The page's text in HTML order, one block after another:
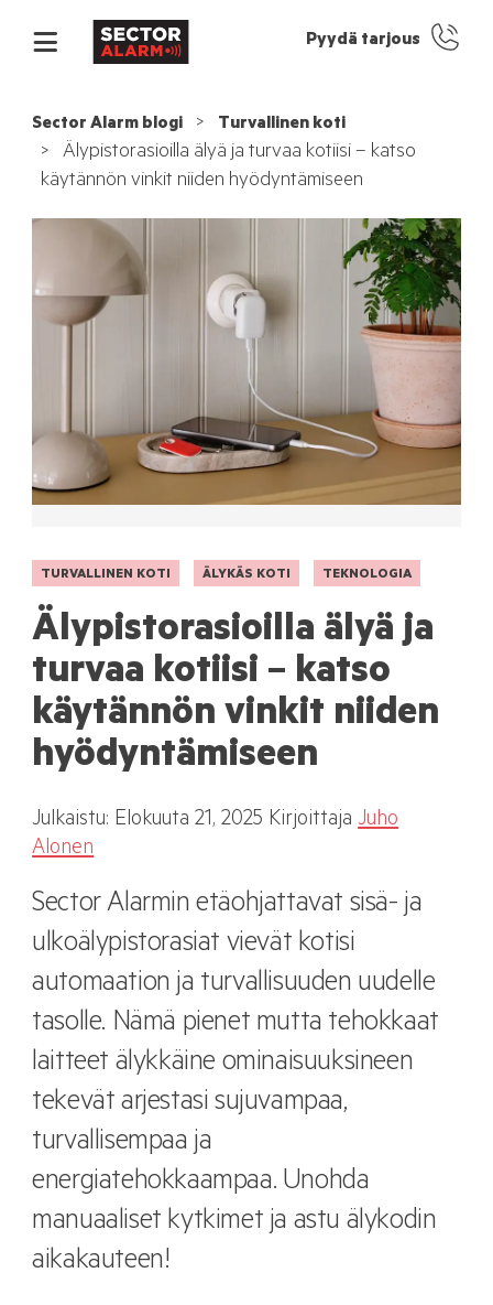
Pyydä tarjous
Sector Alarm blogi Turvallinen koti
Älypistorasioilla älyä ja turvaa kotiisi – katso
käytännön vinkit niiden hyödyntämiseen
TURVALLINEN KOTI ÄLYKÄS KOTI TEKNOLOGIA
Älypistorasioilla älyä ja
turvaa kotiisi – katso
käytännön vinkit niiden
hyödyntämiseen
Julkaistu: Elokuuta 21, 2025 Kirjoittaja Juho
Alonen
Sector Alarmin etäohjattavat sisä- ja
ulkoälypistorasiat vievät kotisi
automaation ja turvallisuuden uudelle
tasolle. Nämä pienet mutta tehokkaat
laitteet älykkäine ominaisuuksineen
tekevät arjestasi sujuvampaa,
turvallisempaa ja
energiatehokkaampaa. Unohda
manuaaliset kytkimet ja astu älykodin
aikakauteen!